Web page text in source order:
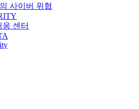
사이버 위협
응 센터